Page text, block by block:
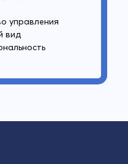
управления
вид